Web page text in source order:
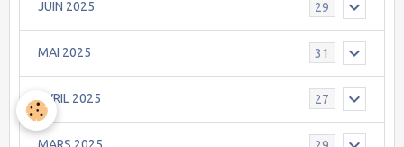
JUIN 2025 29
MAI 2025 31
AVRIL 2025 27